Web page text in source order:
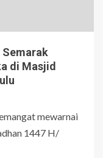
Semarak
di Masjid
mewarnai
1447 H/